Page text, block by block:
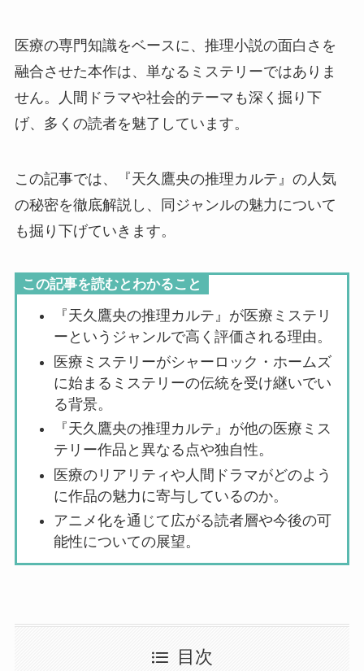
医療の専門知識をベースに、推理小説の面白さを
融合させた本作は、単なるミステリーではありま
せん。人間ドラマや社会的テーマも深く掘り下
げ、多くの読者を魅了しています。
この記事では、『天久鷹央の推理カルテ』の人気
の秘密を徹底解説し、同ジャンルの魅力について
も掘り下げていきます。
この記事を読むとわかること
『天久鷹央の推理カルテ』が医療ミステリ
ーというジャンルで高く評価される理由。
医療ミステリーがシャーロック・ホームズ
に始まるミステリーの伝統を受け継いでい
る背景。
『天久鷹央の推理カルテ』が他の医療ミス
テリー作品と異なる点や独自性。
医療のリアリティや人間ドラマがどのよう
に作品の魅力に寄与しているのか。
アニメ化を通じて広がる読者層や今後の可
能性についての展望。
目次